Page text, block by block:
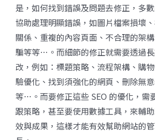
是，如何找到錯誤及問題去修正，多
協助處理明顯錯誤，如圖片檔案損壞
關係、重複的內容頁面、不合理的架
騙等等…。而細節的修正就需要透過
改，例如：標題策略、流程架構、購
驗優化、找到須強化的網頁、刪除無
等…。而要修正這些 SEO 的優化，需
跟策略，甚至要使用數據工具，來輔
效與成果，這樣才能有效幫助網站的